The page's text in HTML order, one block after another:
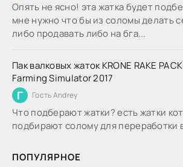
Опять не ясно! эта жатка будет
мне нужно что бы из соломы делать
либо продавать либо на бга...
Пак валковых жаток KRONE RAKE
Farming Simulator 2017
Г Гость Andrey
Что подберают жатки? есть жатки
подбирают солому для переработки
ПОПУЛЯРНОЕ